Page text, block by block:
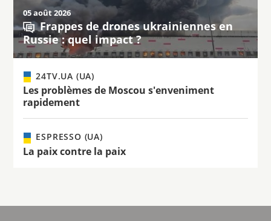
05 août 2026
Frappes de drones ukrainiennes en
Russie : quel impact ?
24TV.UA (UA)
Les problèmes de Moscou s'enveniment
rapidement
ESPRESSO (UA)
La paix contre la paix